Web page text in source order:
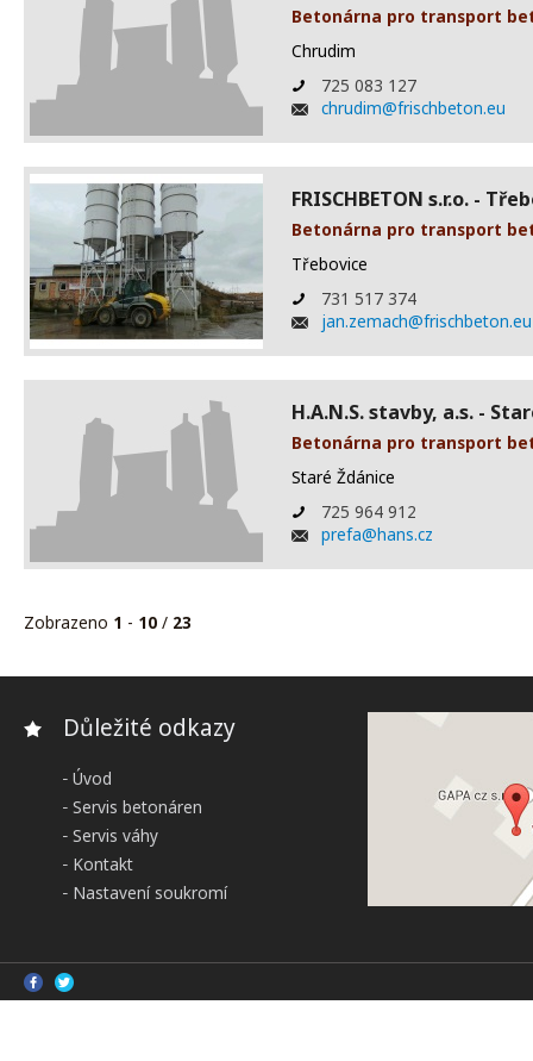
Betonárna pro transport
Chrudim
725 083 127
chrudim@frischbeton.eu
FRISCHBETON s.r.o. -
Betonárna pro transport
Třebovice
731 517 374
jan.zemach@frischbeton.eu
H.A.N.S. stavby, a.s. -
Betonárna pro transport
Staré Ždánice
725 964 912
prefa@hans.cz
Zobrazeno 1 - 10 / 23
Důležité odkazy
Úvod
Servis betonáren
Servis váhy
Kontakt
Nastavení soukromí